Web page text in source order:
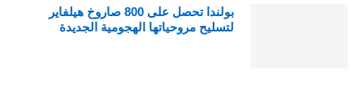
بولندا تحصل على 800 صاروخ هيلفاير
لتسليح مروحياتها الهجومية الجديدة